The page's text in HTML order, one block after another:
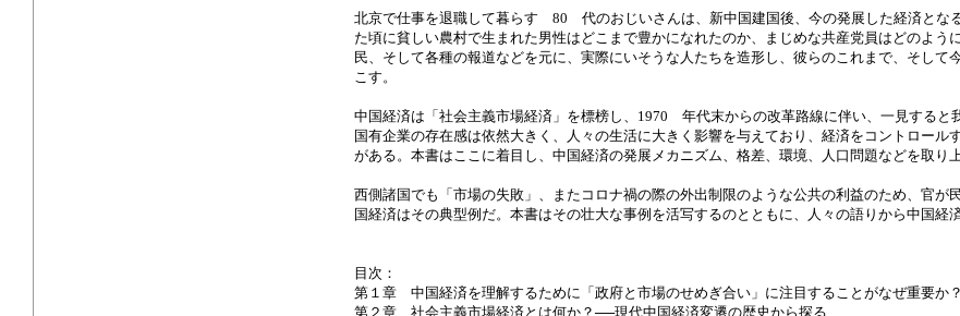
北京で仕事を退職して暮らす 80 代のおじいさんは、新中国建国後、今の発展した経済とな
た頃に貧しい農村で生まれた男性はどこまで豊かになれたのか、まじめな共産党員はどのよ
民、そして各種の報道などを元に、実際にいそうな人たちを造形し、彼らのこれまで、そし
こす。
中国経済は「社会主義市場経済」を標榜し、1970 年代末からの改革路線に伴い、一見すると
国有企業の存在感は依然大きく、人々の生活に大きく影響を与えており、経済をコントロー
がある。本書はここに着目し、中国経済の発展メカニズム、格差、環境、人口問題などを取り
西側諸国でも「市場の失敗」、またコロナ禍の際の外出制限のような公共の利益のため、官
国経済はその典型例だ。本書はその壮大な事例を活写するのとともに、人々の語りから中国経
目次：
第１章 中国経済を理解するために「政府と市場のせめぎ合い」に注目することがなぜ重要か？
第２章 社会主義市場経済とは何か？──現代中国経済変遷の歴史から探る